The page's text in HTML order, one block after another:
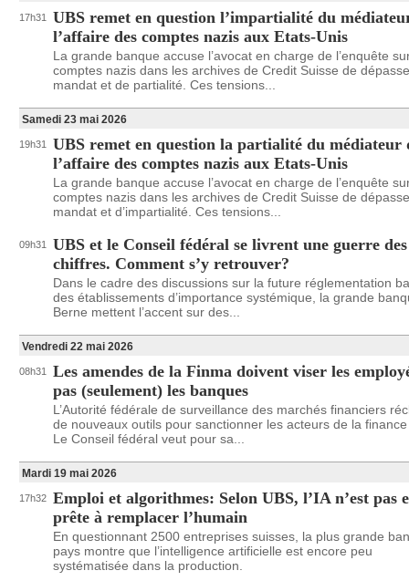
17h31
UBS remet en question l’impartialité du
l’affaire des comptes nazis aux Etats-Unis
La grande banque accuse l’avocat en charge de l’enquête
comptes nazis dans les archives de Credit Suisse de
mandat et de partialité. Ces tensions...
Samedi 23 mai 2026
19h31
UBS remet en question la partialité du médiateur
l’affaire des comptes nazis aux Etats-Unis
La grande banque accuse l’avocat en charge de l’enquête
comptes nazis dans les archives de Credit Suisse de
mandat et d’impartialité. Ces tensions...
09h31
UBS et le Conseil fédéral se livrent une guerre des
chiffres. Comment s’y retrouver?
Dans le cadre des discussions sur la future réglementation
des établissements d’importance systémique, la grande
Berne mettent l’accent sur des...
Vendredi 22 mai 2026
08h31
Les amendes de la Finma doivent viser les
pas (seulement) les banques
L’Autorité fédérale de surveillance des marchés financiers
de nouveaux outils pour sanctionner les acteurs de la
Le Conseil fédéral veut pour sa...
Mardi 19 mai 2026
17h32 Emploi et algorithmes: Selon UBS, l’IA n’est pas
prête à remplacer l’humain
En questionnant 2500 entreprises suisses, la plus grande
pays montre que l’intelligence artificielle est encore peu
systématisée dans la production.